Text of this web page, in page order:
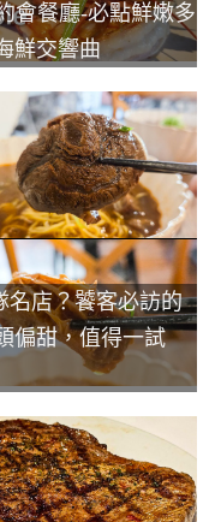
會餐廳-必點鮮嫩多
鮮交響曲
名店？饕客必訪的
偏甜，值得一試